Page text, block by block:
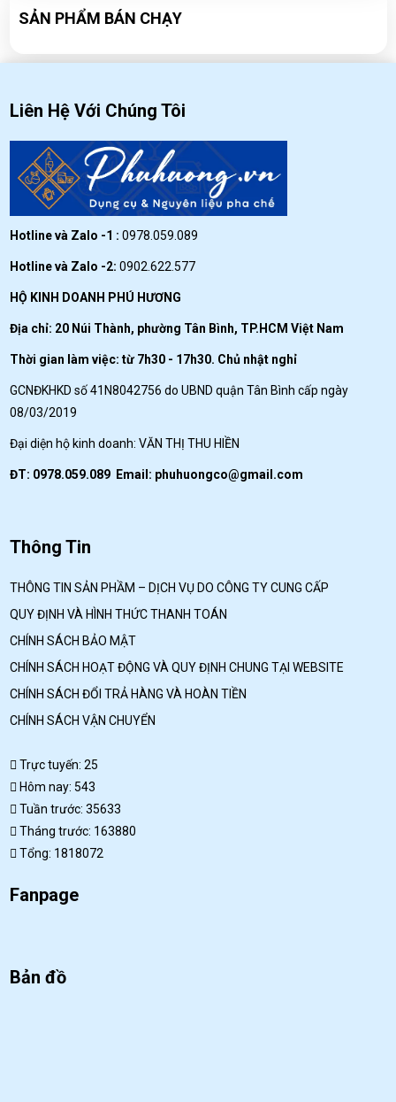
WED 09, 2020
SẢN PHẨM BÁN CHẠY
Liên Hệ Với Chúng Tôi
Hotline và Zalo -1 : 0978.059.089
Hotline và Zalo -2: 0902.622.577
HỘ KINH DOANH PHÚ HƯƠNG
Địa chỉ: 20 Núi Thành, phường Tân Bình, TP.HCM Việt Nam
Thời gian làm việc: từ 7h30 - 17h30. Chủ nhật nghỉ
GCNĐKHKD số 41N8042756 do UBND quận Tân Bình cấp ngày
08/03/2019
Đại diện hộ kinh doanh: VĂN THỊ THU HIỀN
ĐT: 0978.059.089 Email: phuhuongco@gmail.com
Thông Tin
THÔNG TIN SẢN PHẦM – DỊCH VỤ DO CÔNG TY CUNG CẤP
QUY ĐỊNH VÀ HÌNH THỨC THANH TOÁN
CHÍNH SÁCH BẢO MẬT
CHÍNH SÁCH HOẠT ĐỘNG VÀ QUY ĐỊNH CHUNG TẠI WEBSITE
CHÍNH SÁCH ĐỔI TRẢ HÀNG VÀ HOÀN TIỀN
CHÍNH SÁCH VẬN CHUYỂN
Trực tuyến: 25
Hôm nay: 543
Tuần trước: 35633
Tháng trước: 163880
Tổng: 1818072
Fanpage
Bản đồ